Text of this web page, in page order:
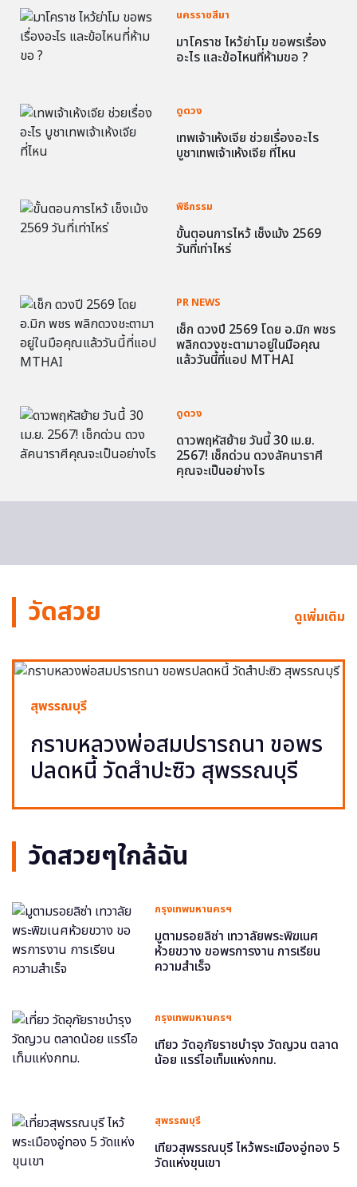
นครราชสีมา
มาโคราช ไหว้ย่าโม ขอพรเรื่อง
อะไร และข้อไหนที่ห้ามขอ ?
ดูดวง
เทพเจ้าเห้งเจีย ช่วยเรื่องอะไร
บูชาเทพเจ้าเห้งเจีย ที่ไหน
พิธีกรรม
ขั้นตอนการไหว้ เช็งเม้ง 2569
วันที่เท่าไหร่
PR NEWS
เช็ก ดวงปี 2569 โดย อ.มิก พชร
พลิกดวงชะตามาอยู่ในมือคุณ
แล้ววันนี้ที่แอป MTHAI
ดูดวง
ดาวพฤหัสย้าย วันนี้ 30 เม.ย.
2567! เช็กด่วน ดวงลัคนาราศี
คุณจะเป็นอย่างไร
วัดสวย ดูเพิ่มเติม
สุพรรณบุรี
กราบหลวงพ่อสมปรารถนา ขอพร
ปลดหนี้ วัดสำปะซิว สุพรรณบุรี
วัดสวยๆใกล้ฉัน
กรุงเทพมหานครฯ
มูตามรอยลิซ่า เทวาลัยพระพิฆเนศ
ห้วยขวาง ขอพรการงาน การเรียน
ความสำเร็จ
กรุงเทพมหานครฯ
เที่ยว วัดอุภัยราชบำรุง วัดญวน ตลาด
น้อย แรร์ไอเท็มแห่งกทม.
สุพรรณบุรี
เที่ยวสุพรรณบุรี ไหว้พระเมืองอู่ทอง 5
วัดแห่งขุนเขา